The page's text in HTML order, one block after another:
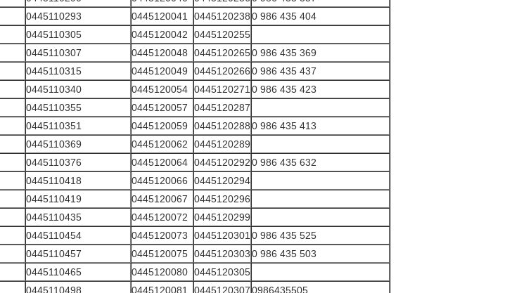
0445110293 0445120041 04451202380 986 435 404
0445110305 0445120042
0445120255
0445110307 0445120048 04451202650 986 435 369
0445110315 0445120049 04451202660 986 435 437
0445110340 0445120054 0445120271 0 986 435 423
0445110355 0445120057
0445120287
0445110351 0445120059 04451202880 986 435 413
0445110369 0445120062
0445120289
0445110376 0445120064 04451202920 986 435 632
0445110418 0445120066
0445120294
0445110419 0445120067
0445120296
0445110435 0445120072
0445120299
0445110454 0445120073 0445120301 0 986 435 525
0445110457 0445120075 04451203030 986 435 503
0445110465 0445120080 0445120305
0445110498 0445120081 04451203070986435505